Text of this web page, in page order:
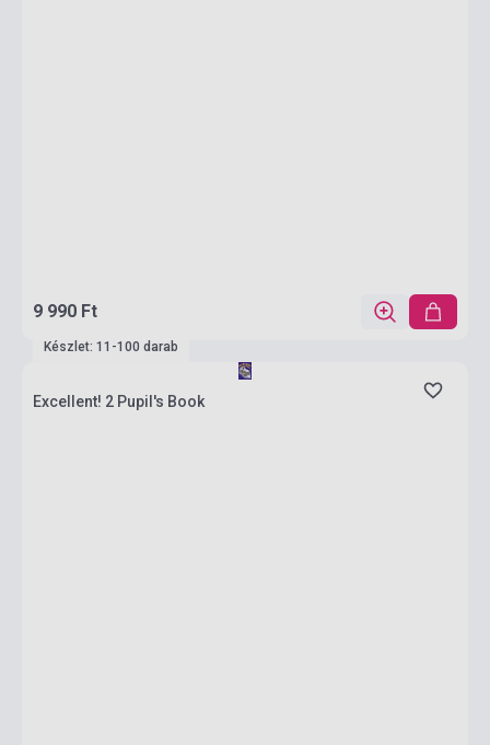
9 990 Ft
Készlet: 11-100 darab
Excellent! 2 Pupil's Book